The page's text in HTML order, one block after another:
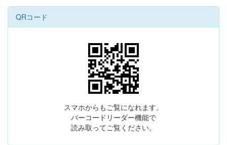
QRコード
スマホからもご覧になれます。
バーコードリーダー機能で
読み取ってご覧ください。